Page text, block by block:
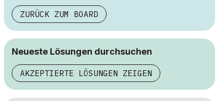
ZURÜCK ZUM BOARD
Neueste Lösungen durchsuchen
AKZEPTIERTE LÖSUNGEN ZEIGEN